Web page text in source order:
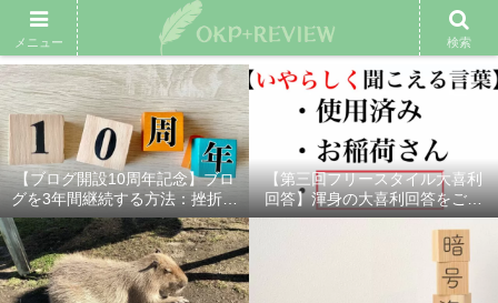
雑記ブログ プロフィール 余興動画 ベスト大喜利 スポ
【ブログ開設10周年記念】ブロ
グを3年間継続する方法：挫折し
ないための7つの秘訣
【第三回フリースタイル大喜利
回答】渾身の大喜利回答をご紹
介！
メニュー 検索